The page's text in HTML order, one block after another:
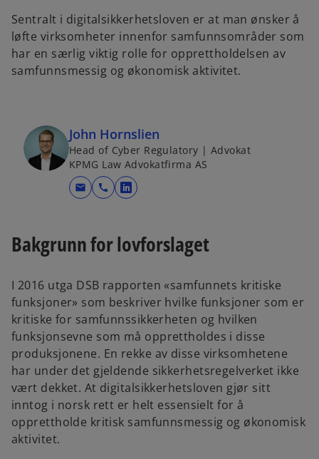
Sentralt i digitalsikkerhetsloven er at man ønsker å
løfte virksomheter innenfor samfunnsområder som
har en særlig viktig rolle for opprettholdelsen av
samfunnsmessig og økonomisk aktivitet.
John Hornslien
Head of Cyber Regulatory | Advokat
KPMG Law Advokatfirma AS
mail call
o
n
i
n
a
n
e
w
t
a
b
Bakgrunn for lovforslaget
I 2016 utga DSB rapporten «samfunnets kritiske
funksjoner» som beskriver hvilke funksjoner som er
kritiske for samfunnssikkerheten og hvilken
funksjonsevne som må opprettholdes i disse
produksjonene. En rekke av disse virksomhetene
har under det gjeldende sikkerhetsregelverket ikke
vært dekket. At digitalsikkerhetsloven gjør sitt
inntog i norsk rett er helt essensielt for å
opprettholde kritisk samfunnsmessig og økonomisk
aktivitet.